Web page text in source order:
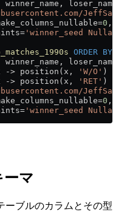
=0 ,
= 'winner_seed
ORDER BY
-> position(x, 'W/O' )
-> position(x, 'RET' )
=0 ,
= 'winner_seed
マ
ーブルのカラムとその型